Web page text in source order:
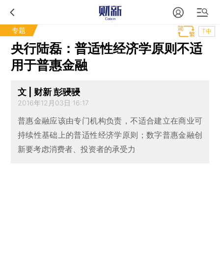
专题 T中
央行陆磊：普适性经济学原则不适
用于普惠金融
文 | 财新 彭骎骎
2016年12月03日 16:17
普惠金融应该由专门机构负责，不适合建立在商业可
持续性基础上的普适性经济学原则；数字普惠金融创
新要考虑消费者、投资者的承受力